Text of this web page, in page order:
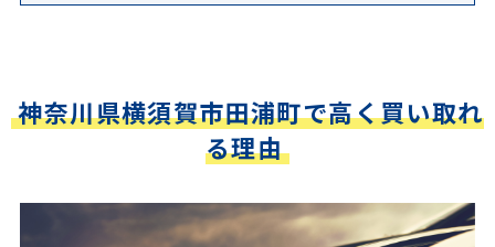
神奈川県横須賀市田浦町で高く買い取れ
る理由